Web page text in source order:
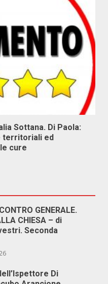
Sottana. Di Paola:
territoriali ed
cure
GENERALE.
CHIESA – di
Seconda
Di